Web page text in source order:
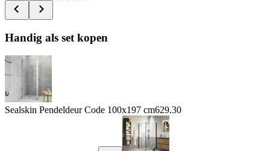
Handig als set kopen
Sealskin Pendeldeur Code 100x197 cm629.30